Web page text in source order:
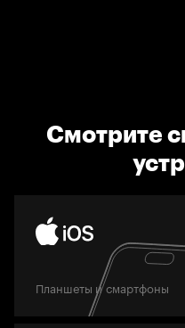
Смотрите
Планшеты и смартфоны